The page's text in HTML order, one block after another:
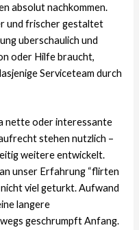
absolut nachkommen.
und frischer gestaltet
uberschaulich und
oder Hilfe braucht,
Serviceteam durch
nette oder interessante
stehen nutzlich –
weitere entwickelt.
unser Erfahrung “flirten
viel geturkt. Aufwand
langere
geschrumpft Anfang.